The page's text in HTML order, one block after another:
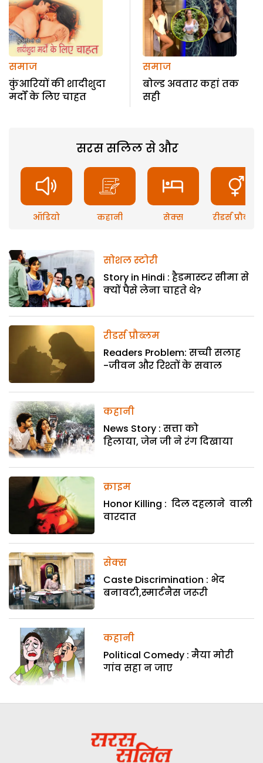
समाज
कुंआरियों की शादीशुदा
मर्दों के लिए चाहत
समाज
बोल्ड अवतार कहां तक
सही
सरस सलिल से और
ऑडियो कहानी सेक्स रीडर्स प्रौब्लम
सोशल स्टोरी
Story in Hindi : हैडमास्टर सीमा से
क्यों पैसे लेना चाहते थे?
रीडर्स प्रौब्लम
Readers Problem: सच्ची सलाह
-जीवन और रिश्तों के सवाल
कहानी
News Story : सत्ता को
हिलाया, जेन जी ने रंग दिखाया
क्राइम
Honor Killing : दिल दहलाने वाली
वारदात
सेक्स
Caste Discrimination : भेद
बनावटी,स्मार्टनैस जरूरी
कहानी
Political Comedy : मैया मोरी
गांव सहा न जाए